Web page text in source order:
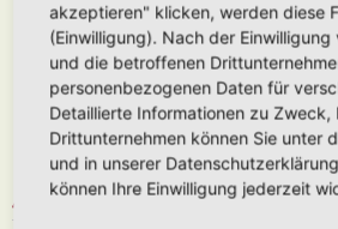
Hausverbot erteilen.
Du nimmst zur Kenntnis, dass der
Inhalte von Beiträgen übernimmt, die er
er nicht zur Kenntnis genommen hat. Du
Benutzerkonto, Beiträge und Funktionen
sperren.
Du gestattest dem Betreiber darüber
abzuändern, sofern sie gegen o. g. Regeln
sind, dem Betreiber oder einem Dritten
4. GENERAL PUBLIC LICENSE
akzeptieren" klicken, werden diese
(Einwilligung). Nach der
und die betroffenen
personenbezogenen Daten für
Detaillierte Informationen zu Zweck,
Drittunternehmen können Sie unter
und in unserer
können Ihre Einwilligung jederzeit